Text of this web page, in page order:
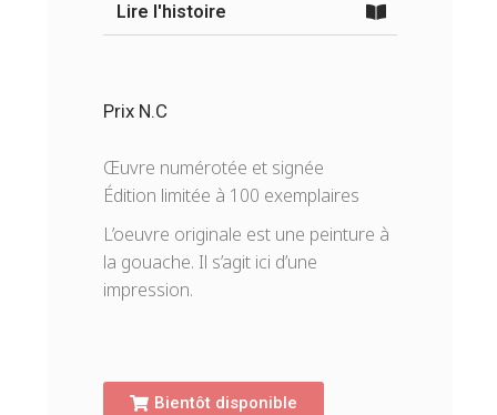
Lire l'histoire
Prix N.C
Œuvre numérotée et signée
Édition limitée à 100 exemplaires
L’oeuvre originale est une peinture à
la gouache. Il s’agit ici d’une
impression.
Bientôt disponible